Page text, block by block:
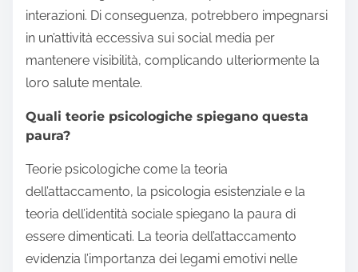
interazioni. Di conseguenza, potrebbero impegnarsi
in un’attività eccessiva sui social media per
mantenere visibilità, complicando ulteriormente la
loro salute mentale.
Quali teorie psicologiche spiegano questa
paura?
Teorie psicologiche come la teoria
dell’attaccamento, la psicologia esistenziale e la
teoria dell’identità sociale spiegano la paura di
essere dimenticati. La teoria dell’attaccamento
evidenzia l’importanza dei legami emotivi nelle